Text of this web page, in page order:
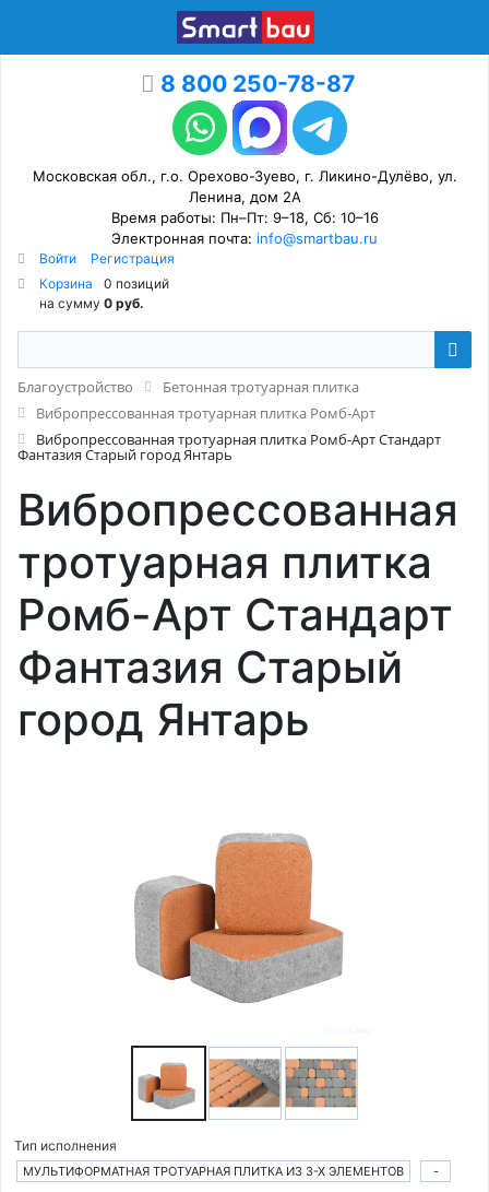
8 800 250-78-87
Московская обл., г.о. Орехово-Зуево, г. Ликино-Дулёво, ул.
Ленина, дом 2А
Время работы: Пн–Пт: 9–18, Сб: 10–16
Электронная почта: info@smartbau.ru
Войти
Регистрация
Корзина
0 позиций
на сумму 0 руб.
Благоустройство
Бетонная тротуарная плитка
Вибропрессованная тротуарная плитка Ромб-Арт
Вибропрессованная тротуарная плитка Ромб-Арт Стандарт
Фантазия Старый город Янтарь
Вибропрессованная
тротуарная плитка
Ромб-Арт Стандарт
Фантазия Старый
город Янтарь
Тип исполнения
МУЛЬТИФОРМАТНАЯ ТРОТУАРНАЯ ПЛИТКА ИЗ 3-Х ЭЛЕМЕНТОВ -